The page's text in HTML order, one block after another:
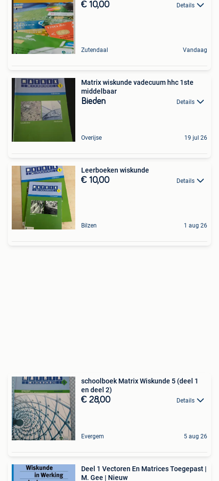
€ 10,00 Details
Zutendaal Vandaag
Matrix wiskunde vadecuum hhc 1ste
middelbaar
Bieden Details
Overijse 19 jul 26
Leerboeken wiskunde
€ 10,00 Details
Bilzen 1 aug 26
schoolboek Matrix Wiskunde 5 (deel 1
en deel 2)
€ 28,00 Details
Evergem 5 aug 26
Deel 1 Vectoren En Matrices Toegepast |
M. Gee | Nieuw